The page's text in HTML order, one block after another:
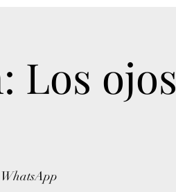
Los ojos